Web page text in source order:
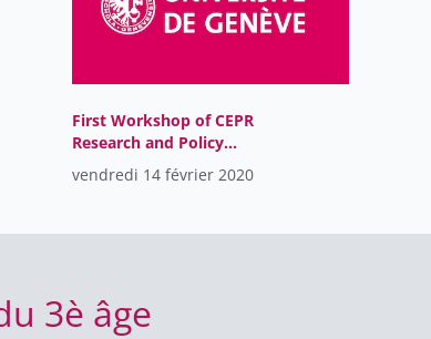
First Workshop of CEPR
Research and Policy
Network on “Preventing
Conflict: Policies for
vendredi 14 février 2020
3è âge